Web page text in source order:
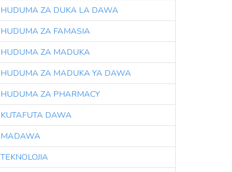
HUDUMA ZA DUKA LA DAWA
HUDUMA ZA FAMASIA
HUDUMA ZA MADUKA
HUDUMA ZA MADUKA YA DAWA
HUDUMA ZA PHARMACY
KUTAFUTA DAWA
MADAWA
TEKNOLOJIA